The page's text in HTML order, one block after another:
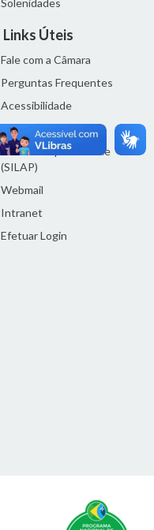
Solenidades
Links Úteis
Fale com a Câmara
Perguntas Frequentes
Acessibilidade
Termos de uso
Política de privacidade
(SILAP)
Webmail
Intranet
Efetuar Login